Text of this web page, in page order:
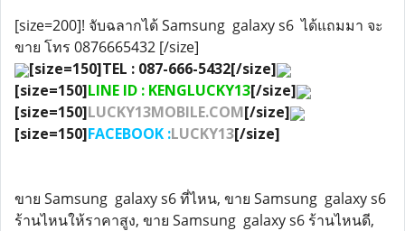
[size=200]! จับฉลากได้ Samsung galaxy s6 ได้แถมมา จะ
ขาย โทร 0876665432 [/size]
[size=150]TEL : 087-666-5432[/size]
[size=150]LINE ID : KENGLUCKY13[/size]
[size=150]LUCKY13MOBILE.COM[/size]
[size=150]FACEBOOK :LUCKY13[/size]
ขาย Samsung galaxy s6 ที่ไหน, ขาย Samsung galaxy s6
ร้านไหนให้ราคาสูง, ขาย Samsung galaxy s6 ร้านไหนดี,